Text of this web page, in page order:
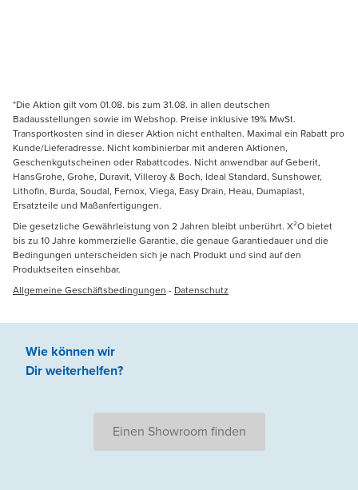
*Die Aktion gilt vom 01.08. bis zum 31.08. in allen deutschen
Badausstellungen sowie im Webshop. Preise inklusive 19% MwSt.
Transportkosten sind in dieser Aktion nicht enthalten. Maximal ein Rabatt pro
Kunde/Lieferadresse. Nicht kombinierbar mit anderen Aktionen,
Geschenkgutscheinen oder Rabattcodes. Nicht anwendbar auf Geberit,
HansGrohe, Grohe, Duravit, Villeroy & Boch, Ideal Standard, Sunshower,
Lithofin, Burda, Soudal, Fernox, Viega, Easy Drain, Heau, Dumaplast,
Ersatzteile und Maßanfertigungen.
Die gesetzliche Gewährleistung von 2 Jahren bleibt unberührt. X²O bietet
bis zu 10 Jahre kommerzielle Garantie, die genaue Garantiedauer und die
Bedingungen unterscheiden sich je nach Produkt und sind auf den
Produktseiten einsehbar.
Allgemeine Geschäftsbedingungen - Datenschutz
Wie können wir
Dir weiterhelfen?
Einen Showroom finden